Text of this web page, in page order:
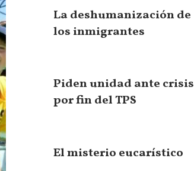
La deshumanización de
los inmigrantes
Piden unidad ante crisis
por fin del TPS
El misterio eucarístico